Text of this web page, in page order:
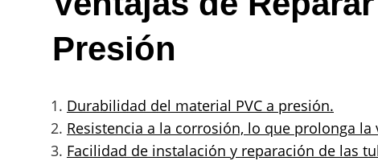
Presión
Durabilidad del material PVC a presión.
Resistencia a la corrosión, lo que prolonga
Facilidad de instalación y reparación de las